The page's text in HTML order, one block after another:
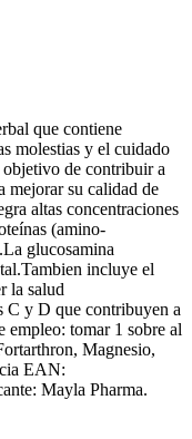
que contiene
molestias y el cuidado
objetivo de contribuir a
mejorar su calidad de
altas concentraciones
(amino-
glucosamina
incluye el
la salud
C y D que contribuyen a
empleo: tomar 1 sobre al
Magnesio,
EAN:
Mayla Pharma.